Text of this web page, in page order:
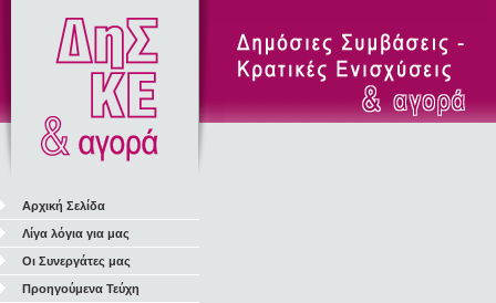
Αρχική Σελίδα
Λίγα λόγια για μας
Οι Συνεργάτες μας
Προηγούμενα Τεύχη